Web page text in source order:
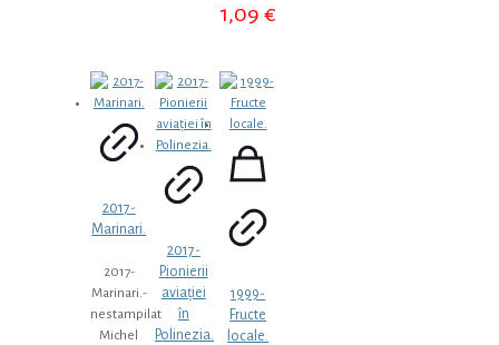
1,09€
2017-
Marinari.
2017-
Marinari.-
nestampilat
Michel
2017-
Pionierii
aviației
în
Polinezia.
1999-
Fructe
locale.